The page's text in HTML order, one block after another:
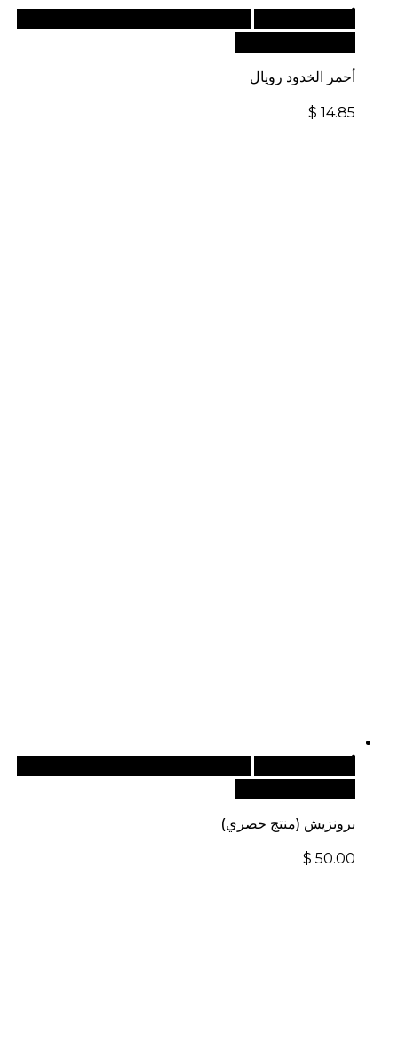
أحمر الخدود رويال
$ 14.85
برونزيش (منتج حصري)
$ 50.00